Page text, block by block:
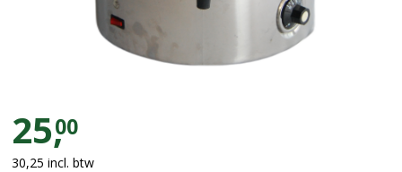
Heet water ketel 30 liter
25,00
30,25 incl. btw